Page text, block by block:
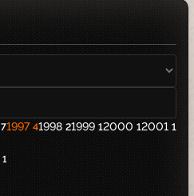
71997 41998 21999 12000 12001 1
1